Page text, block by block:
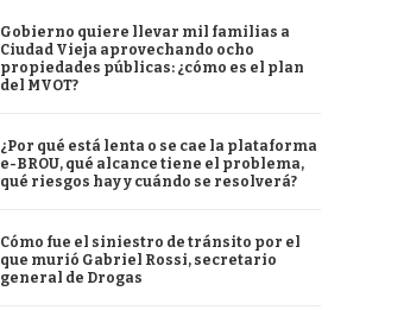
Gobierno quiere llevar mil familias a
Ciudad Vieja aprovechando ocho
propiedades públicas: ¿cómo es el plan
del MVOT?
¿Por qué está lenta o se cae la plataforma
e-BROU, qué alcance tiene el problema,
qué riesgos hay y cuándo se resolverá?
Cómo fue el siniestro de tránsito por el
que murió Gabriel Rossi, secretario
general de Drogas